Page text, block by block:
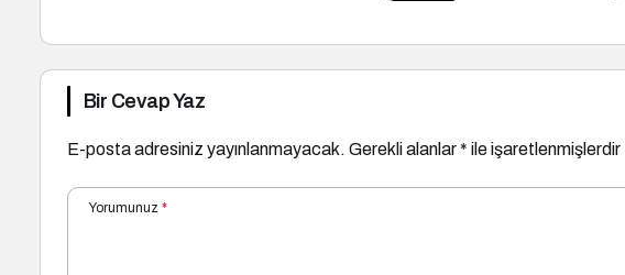
Bir Cevap Yaz
E-posta adresiniz yayınlanmayacak. Gerekli alanlar* ile işaretlenmişlerdir
Yorumunuz *